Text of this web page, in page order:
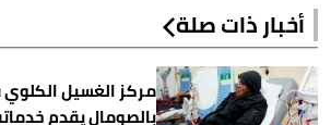
أخبار ذات صلة
مركز الغسيل